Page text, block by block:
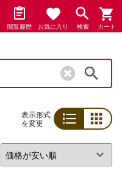
閲覧履歴 お気に入り 検索 カート
表示形式
を変更